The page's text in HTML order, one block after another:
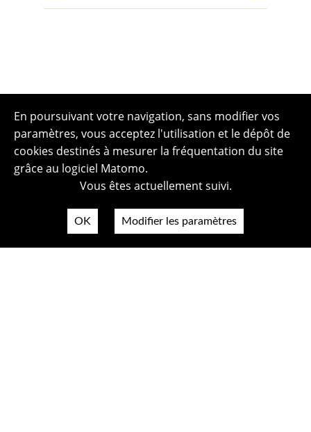
En poursuivant votre navigation, sans modifier vos
paramètres, vous acceptez l'utilisation et le dépôt de
cookies destinés à mesurer la fréquentation du site
grâce au logiciel Matomo.
Vous êtes actuellement suivi.
OK Modifier les paramètres